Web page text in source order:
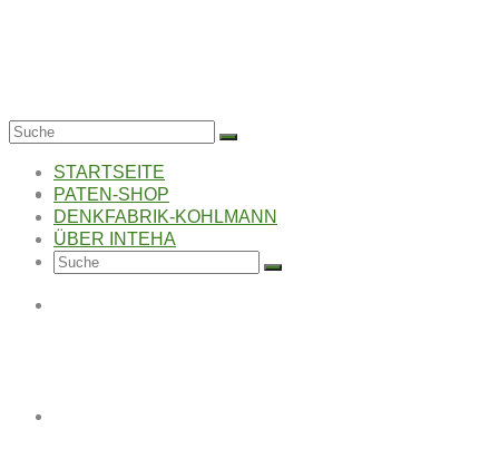
STARTSEITE
Suche
STARTSEITE
PATEN-SHOP
DENKFABRIK-KOHLMANN
ÜBER INTEHA
Suche